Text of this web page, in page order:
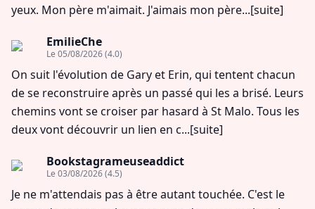
yeux. Mon père m'aimait. J'aimais mon père...[suite]
EmilieChe
Le 05/08/2026(4.0)
On suit l'évolution de Gary et Erin, qui tentent chacun
de se reconstruire après un passé qui les a brisé. Leurs
chemins vont se croiser par hasard à St Malo. Tous les
deux vont découvrir un lien en c...[suite]
Bookstagrameuseaddict
Le 03/08/2026(4.5)
Je ne m'attendais pas à être autant touchée. C'est le